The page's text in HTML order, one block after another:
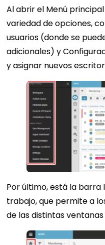
Al abrir el Menú
variedad de opciones,
usuarios (donde se
adicionales) y
y asignar nuevos
Por último, está la
trabajo, que permite a
de las distintas